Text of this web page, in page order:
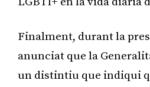
Finalment, durant la
anunciat que la
un distintiu que indiqui